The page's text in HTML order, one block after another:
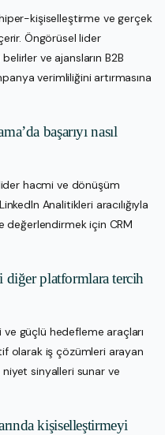
kişiselleştirme ve gerçek
Öngörüsel lider
ve ajansların B2B
verimliliğini artırmasına
başarıyı nasıl
hacmi ve dönüşüm
Analitikleri aracılığıyla
değerlendirmek için CRM
platformlara tercih
güçlü hedefleme araçları
olarak iş çözümleri arayan
niyet sinyalleri sunar ve
kişiselleştirmeyi